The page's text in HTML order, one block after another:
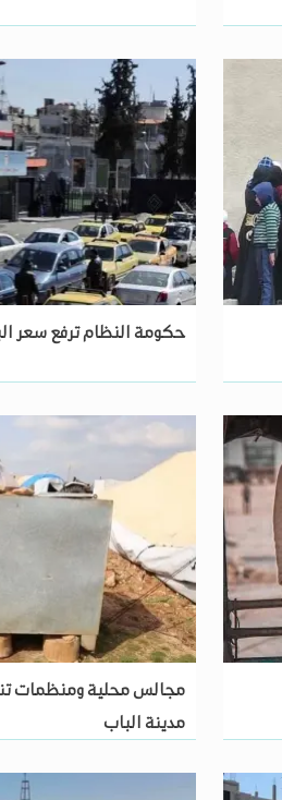
حكومة النظام ترفع سعر البنزين
مجالس محلية ومنظمات
مدينة الباب